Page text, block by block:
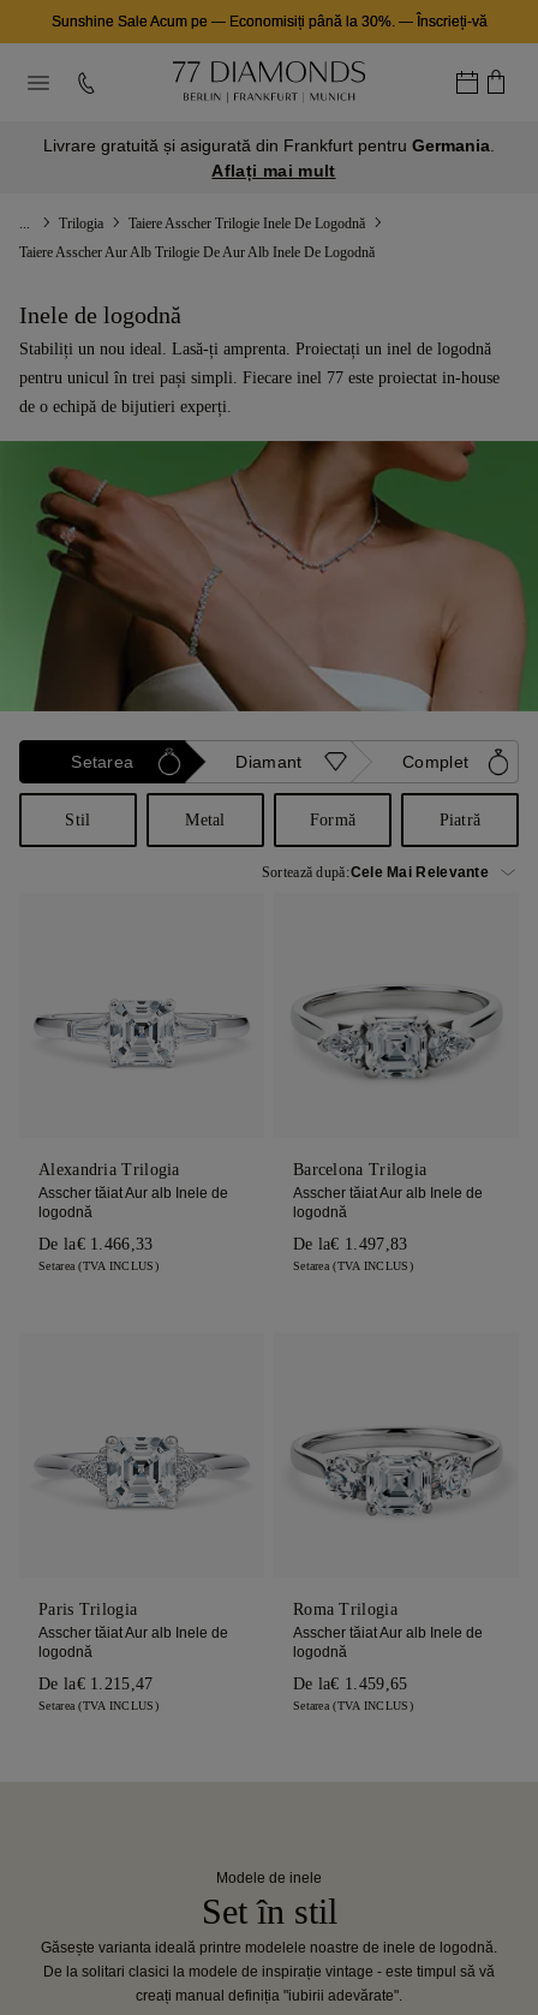
Sunshine Sale Acum pe — Economisiți până la 30%.— Înscrieți-vă
Livrare gratuită și asigurată din Frankfurt pentru Germania
Aflați mai mult
Trilogia
Taiere Asscher Trilogie Inele De Logodnă
Taiere Asscher Aur Alb Trilogie De Aur Alb Inele De Logodnă
Inele de logodnă
Stabiliți un nou ideal. Lasă-ți amprenta. Proiectați un inel de logodnă
pentru unicul în trei pași simpli. Fiecare inel 77 este proiectat in-house
de o echipă de bijutieri experți.
Setarea Diamant Complet
Stil Metal Formă Piatră
Sortează după:
Alexandria Trilogia
Asscher tăiat Aur alb Inele de
logodnă
De la€ 1.466,33
Setarea (TVA INCLUS)
Barcelona Trilogia
Asscher tăiat Aur alb Inele de
logodnă
De la€ 1.497,83
Setarea (TVA INCLUS)
Paris Trilogia
Asscher tăiat Aur alb Inele de
logodnă
De la€ 1.215,47
Setarea (TVA INCLUS)
Roma Trilogia
Asscher tăiat Aur alb Inele de
logodnă
De la€ 1.459,65
Setarea (TVA INCLUS)
Modele de inele
Set în stil
Găsește varianta ideală printre modelele noastre de inele de logodnă.
De la solitari clasici la modele de inspirație vintage - este timpul să vă
creați manual definiția "iubirii adevărate".